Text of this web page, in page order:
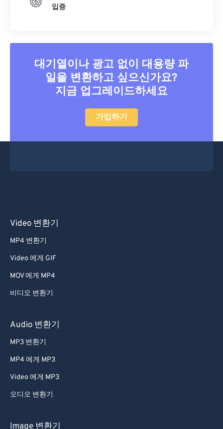
입증
대기열이나 광고 없이 대용량 파
일을 변환하고 싶으신가요?
지금 업그레이드하세요
가입하기
Video 변환기
MP4 변환기
Video 에게 GIF
MOV 에게 MP4
비디오 변환기
Audio 변환기
MP3 변환기
MP4 에게 MP3
Video 에게 MP3
오디오 변환기
Image 변환기